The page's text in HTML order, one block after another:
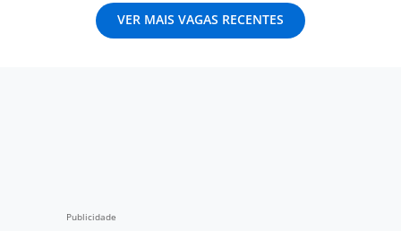
VER MAIS VAGAS RECENTES